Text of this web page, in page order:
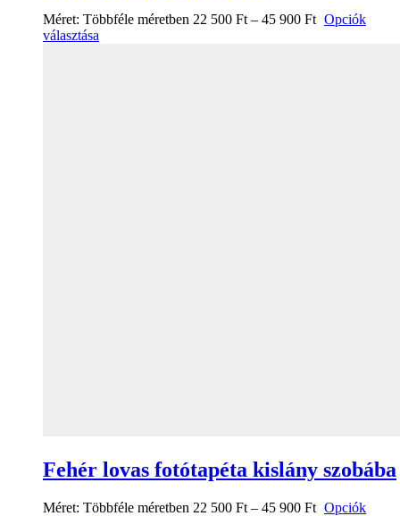
Méret: Többféle méretben 22 500 Ft – 45 900 Ft Opciók
választása
Fehér lovas fotótapéta kislány szobába
Méret: Többféle méretben 22 500 Ft – 45 900 Ft Opciók